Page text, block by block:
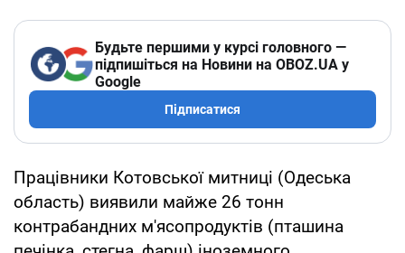
Будьте першими у курсі головного —
підпишіться на Новини на OBOZ.UA у
Google
Підписатися
Працівники Котовської митниці (Одеська
область) виявили майже 26 тонн
контрабандних м'ясопродуктів (пташина